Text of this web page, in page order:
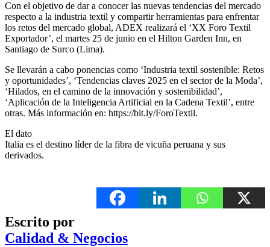
Con el objetivo de dar a conocer las nuevas tendencias del mercado
respecto a la industria textil y compartir herramientas para enfrentar
los retos del mercado global, ADEX realizará el ‘XX Foro Textil
Exportador’, el martes 25 de junio en el Hilton Garden Inn, en
Santiago de Surco (Lima).
Se llevarán a cabo ponencias como ‘Industria textil sostenible: Retos
y oportunidades’, ‘Tendencias claves 2025 en el sector de la Moda’,
‘Hilados, en el camino de la innovación y sostenibilidad’,
‘Aplicación de la Inteligencia Artificial en la Cadena Textil’, entre
otras. Más información en: https://bit.ly/ForoTextil.
El dato
Italia es el destino líder de la fibra de vicuña peruana y sus
derivados.
Escrito por
Calidad & Negocios